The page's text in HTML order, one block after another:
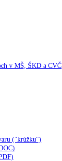
v MŠ, ŠKD a CVČ
("krúžku")